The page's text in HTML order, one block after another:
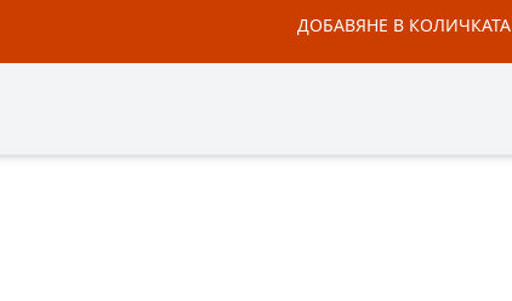
ДОБАВЯНЕ В КОЛИЧКАТА